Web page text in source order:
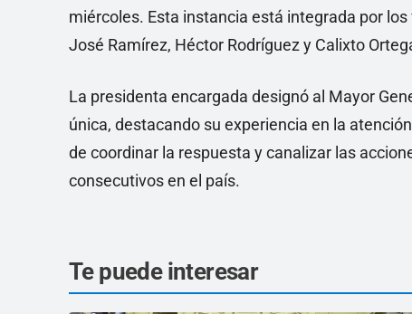
miércoles. Esta instancia está integrada por
José Ramírez, Héctor Rodríguez y Calixto
La presidenta encargada designó al Mayor
única, destacando su experiencia en la
de coordinar la respuesta y canalizar las
consecutivos en el país.
Te puede interesar